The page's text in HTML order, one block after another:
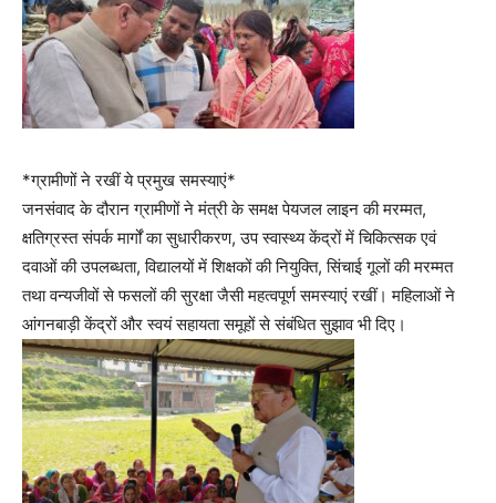
*ग्रामीणों ने रखीं ये प्रमुख समस्याएं*
जनसंवाद के दौरान ग्रामीणों ने मंत्री के समक्ष पेयजल लाइन की मरम्मत,
क्षतिग्रस्त संपर्क मार्गों का सुधारीकरण, उप स्वास्थ्य केंद्रों में चिकित्सक एवं
दवाओं की उपलब्धता, विद्यालयों में शिक्षकों की नियुक्ति, सिंचाई गूलों की मरम्मत
तथा वन्यजीवों से फसलों की सुरक्षा जैसी महत्वपूर्ण समस्याएं रखीं। महिलाओं ने
आंगनबाड़ी केंद्रों और स्वयं सहायता समूहों से संबंधित सुझाव भी दिए।